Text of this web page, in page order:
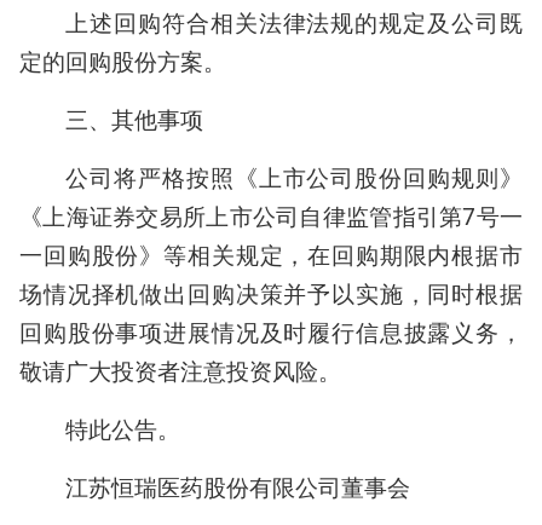
上述回购符合相关法律法规的规定及公司既
定的回购股份方案。
三、其他事项
公司将严格按照《上市公司股份回购规则》
《上海证券交易所上市公司自律监管指引第7号一
一回购股份》等相关规定，在回购期限内根据市
场情况择机做出回购决策并予以实施，同时根据
回购股份事项进展情况及时履行信息披露义务，
敬请广大投资者注意投资风险。
特此公告。
江苏恒瑞医药股份有限公司董事会